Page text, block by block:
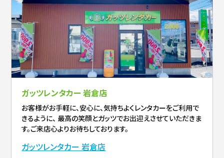
ガッツレンタカー 岩倉店
お客様がお手軽に、安心に、気持ちよくレンタカーをご利用で
きるように、 最高の笑顔とガッツでお出迎えさせていただきま
す。ご来店心よりお待ちしております。
ガッツレンタカー 岩倉店